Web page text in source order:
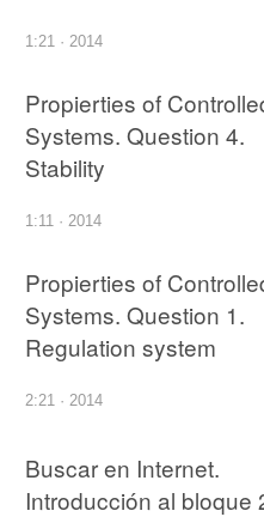
1:21 · 2014
Propierties of
Systems. Question 4.
Stability
1:11 · 2014
Propierties of
Systems. Question 1.
Regulation system
2:21 · 2014
Buscar en Internet.
Introducción al bloque